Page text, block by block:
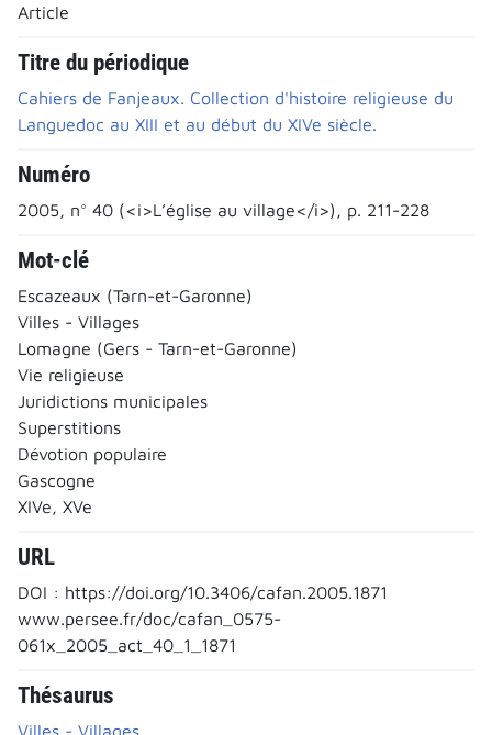
Article
Titre du périodique
Cahiers de Fanjeaux. Collection d'histoire religieuse du
Languedoc au XIII et au début du XIVe siècle.
Numéro
2005, n° 40 (<i>L’église au village</i>), p. 211-228
Mot-clé
Escazeaux (Tarn-et-Garonne)
Villes - Villages
Lomagne (Gers - Tarn-et-Garonne)
Vie religieuse
Juridictions municipales
Superstitions
Dévotion populaire
Gascogne
XIVe, XVe
URL
DOI : https://doi.org/10.3406/cafan.2005.1871
www.persee.fr/doc/cafan_0575-
061x_2005_act_40_1_1871
Thésaurus
Villes - Villages